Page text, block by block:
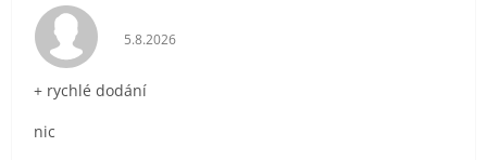
Hodnocení obchodu je 5 z 5 hvězdiček.
5.8.2026
+ rychlé dodání
nic